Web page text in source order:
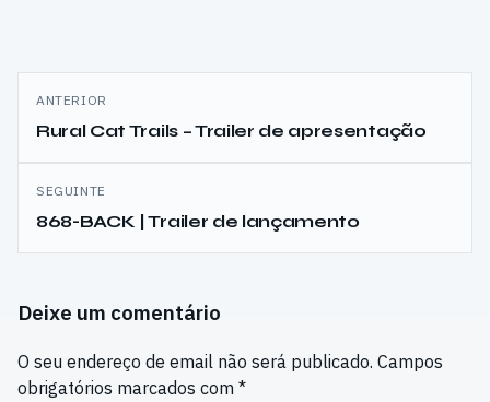
Navegação
de
artigos
ANTERIOR
Rural Cat Trails – Trailer de apresentação
SEGUINTE
868-BACK | Trailer de lançamento
Deixe um comentário
O seu endereço de email não será publicado. Campos
obrigatórios marcados com *